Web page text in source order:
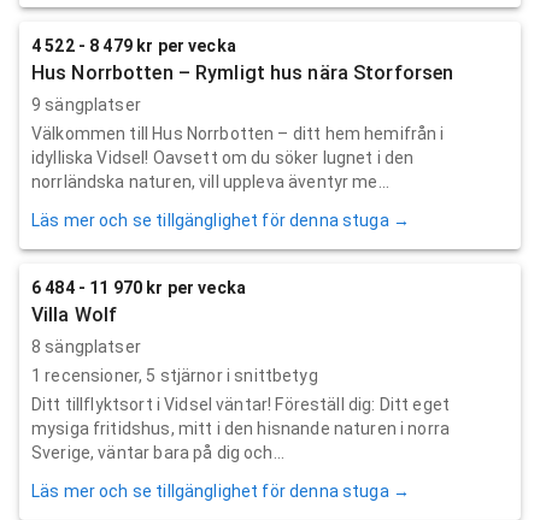
4 522 - 8 479 kr per vecka
Hus Norrbotten – Rymligt hus nära Storforsen
9 sängplatser
Välkommen till Hus Norrbotten – ditt hem hemifrån i
idylliska Vidsel! Oavsett om du söker lugnet i den
norrländska naturen, vill uppleva äventyr me...
Läs mer och se tillgänglighet för denna stuga →
6 484 - 11 970 kr per vecka
Villa Wolf
8 sängplatser
1 recensioner, 5 stjärnor i snittbetyg
Ditt tillflyktsort i Vidsel väntar! Föreställ dig: Ditt eget
mysiga fritidshus, mitt i den hisnande naturen i norra
Sverige, väntar bara på dig och...
Läs mer och se tillgänglighet för denna stuga →